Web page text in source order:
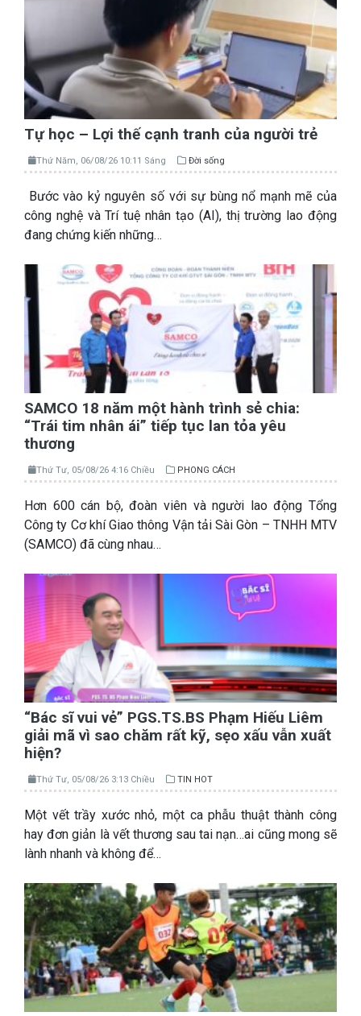
Tự học – Lợi thế cạnh tranh của người trẻ
Thứ Năm, 06/08/26 10:11 Sáng Đời sống
Bước vào kỷ nguyên số với sự bùng nổ mạnh mẽ của
công nghệ và Trí tuệ nhân tạo (AI), thị trường lao động
đang chứng kiến những…
SAMCO 18 năm một hành trình sẻ chia:
“Trái tim nhân ái” tiếp tục lan tỏa yêu
thương
Thứ Tư, 05/08/26 4:16 Chiều PHONG CÁCH
Hơn 600 cán bộ, đoàn viên và người lao động Tổng
Công ty Cơ khí Giao thông Vận tải Sài Gòn – TNHH MTV
(SAMCO) đã cùng nhau…
“Bác sĩ vui vẻ” PGS.TS.BS Phạm Hiếu Liêm
giải mã vì sao chăm rất kỹ, sẹo xấu vẫn xuất
hiện?
Thứ Tư, 05/08/26 3:13 Chiều TIN HOT
Một vết trầy xước nhỏ, một ca phẫu thuật thành công
hay đơn giản là vết thương sau tai nạn…ai cũng mong sẽ
lành nhanh và không để…